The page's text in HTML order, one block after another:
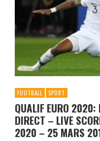
FOOTBALL SPORT
QUALIF EURO 2020:
DIRECT – LIVE
2020 – 25 MARS